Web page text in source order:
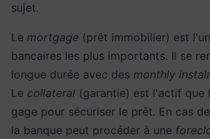
sujet.
Le mortgage (prêt immobilier) est
bancaires les plus importants. Il se
longue durée avec des monthly
Le collateral (garantie) est l'actif que
gage pour sécuriser le prêt. En cas
la banque peut procéder à une